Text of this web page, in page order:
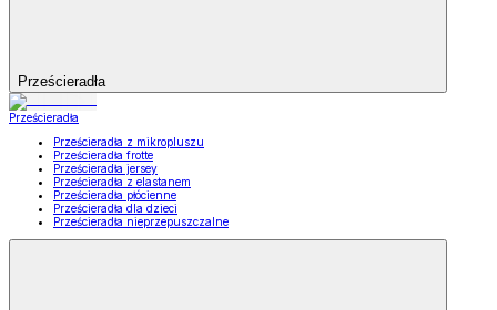
Prześcieradła
Prześcieradła
Prześcieradła z mikropluszu
Prześcieradła frotte
Prześcieradła jersey
Prześcieradła z elastanem
Prześcieradła płócienne
Prześcieradła dla dzieci
Prześcieradła nieprzepuszczalne